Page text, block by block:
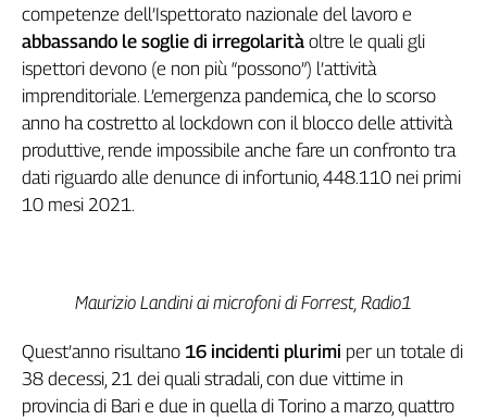
anni
Cgil
Collettiva
Academy
Collettiva
Play
Rubriche
settimana
Girasoli
Il
Sassolino
competenze dell’Ispettorato nazionale del lavoro e
abbassando le soglie di irregolarità oltre le quali gli
ispettori devono (e non più “possono”) l’attività
imprenditoriale. L’emergenza pandemica, che lo scorso
anno ha costretto al lockdown con il blocco delle attività
produttive, rende impossibile anche fare un confronto tra
dati riguardo alle denunce di infortunio, 448.110 nei primi
10 mesi 2021.
Maurizio Landini ai microfoni di Forrest, Radio1
Quest’anno risultano 16 incidenti plurimi per un totale di
38 decessi, 21 dei quali stradali, con due vittime in
provincia di Bari e due in quella di Torino a marzo, quattro